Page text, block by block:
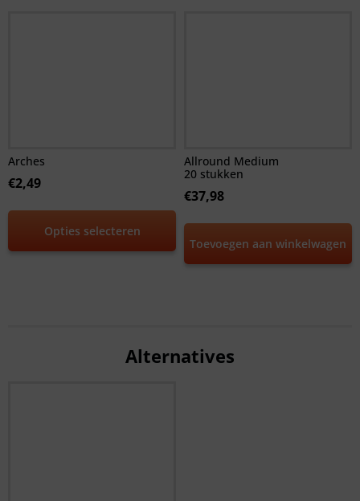
Arches
€2,49
Opties selecteren
Allround Medium
20 stukken
€37,98
Toevoegen aan winkelwagen
Alternatives